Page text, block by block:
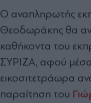
Ο αναπληρωτής
Θεοδωράκης θα
καθήκοντα του
ΣΥΡΙΖΑ, αφού
εικοσιτετράωρα
παραίτηση του